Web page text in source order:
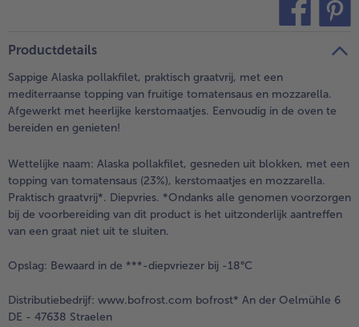
Productdetails
Sappige Alaska pollakfilet, praktisch graatvrij, met een
mediterraanse topping van fruitige tomatensaus en mozzarella.
Afgewerkt met heerlijke kerstomaatjes. Eenvoudig in de oven te
bereiden en genieten!
Wettelijke naam: Alaska pollakfilet, gesneden uit blokken, met een
topping van tomatensaus (23%), kerstomaatjes en mozzarella.
Praktisch graatvrij*. Diepvries. *Ondanks alle genomen voorzorgen
bij de voorbereiding van dit product is het uitzonderlijk aantreffen
van een graat niet uit te sluiten.
Opslag: Bewaard in de ***-diepvriezer bij -18°C
Distributiebedrijf: www.bofrost.com bofrost* An der Oelmühle 6
DE - 47638 Straelen